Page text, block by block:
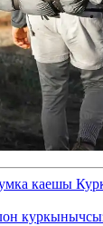
каешы